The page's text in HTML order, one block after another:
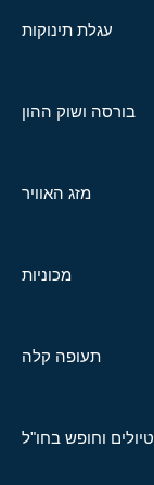
עגלת תינוקות
בורסה ושוק ההון
מזג האוויר
מכוניות
תעופה קלה
טיולים וחופש בחו"ל